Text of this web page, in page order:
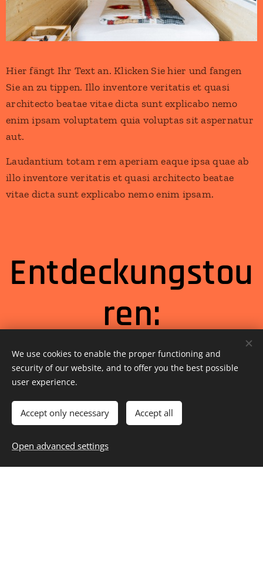
Hier fängt Ihr Text an. Klicken Sie hier und fangen
Sie an zu tippen. Illo inventore veritatis et quasi
architecto beatae vitae dicta sunt explicabo nemo
enim ipsam voluptatem quia voluptas sit aspernatur
aut.
Laudantium totam rem aperiam eaque ipsa quae ab
illo inventore veritatis et quasi architecto beatae
vitae dicta sunt explicabo nemo enim ipsam.
Entdeckungstou
ren:
We use cookies to enable the proper functioning and
security of our website, and to offer you the best possible
user experience.
Accept only necessary Accept all
Open advanced settings